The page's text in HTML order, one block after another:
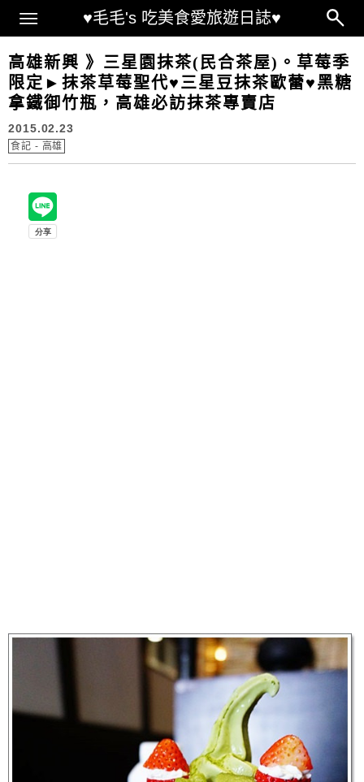
♥毛毛's 吃美食愛旅遊日誌♥
Main Menu
高雄新興 》三星園抹茶(民合茶屋)。草莓季
限定►抹茶草莓聖代♥三星豆抹茶歐蕾♥黑糖
拿鐵御竹瓶，高雄必訪抹茶專賣店
2015.02.23
食記 - 高雄